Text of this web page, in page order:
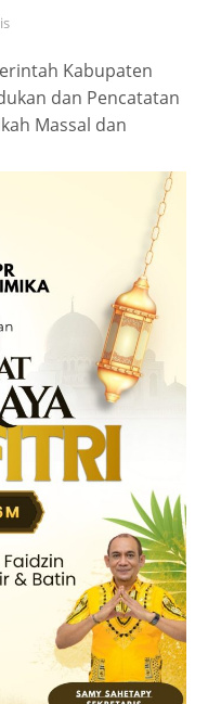
Kabupaten
dan Pencatatan
Massal dan